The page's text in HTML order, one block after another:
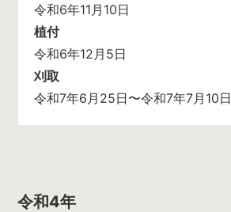
令和6年11月10日
植付
令和6年12月5日
刈取
令和7年6月25日〜令和7年7月10日
令和4年